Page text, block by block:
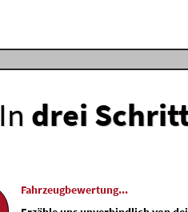
In drei
Fahrzeugbewertung...